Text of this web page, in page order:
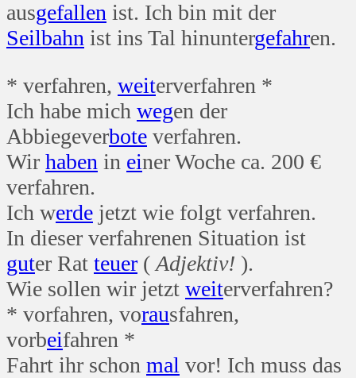
ausgefallen ist. Ich bin mit der
Seilbahn ist ins Tal hinuntergefahren.
* verfahren, weiterverfahren *
Ich habe mich wegen der
Abbiegeverbote verfahren.
Wir haben in einer Woche ca. 200 €
verfahren.
Ich werde jetzt wie folgt verfahren.
In dieser verfahrenen Situation ist
guter Rat teuer ( Adjektiv! ).
Wie sollen wir jetzt weiterverfahren?
* vorfahren, vorausfahren,
vorbeifahren *
Fahrt ihr schon mal vor! Ich muss das